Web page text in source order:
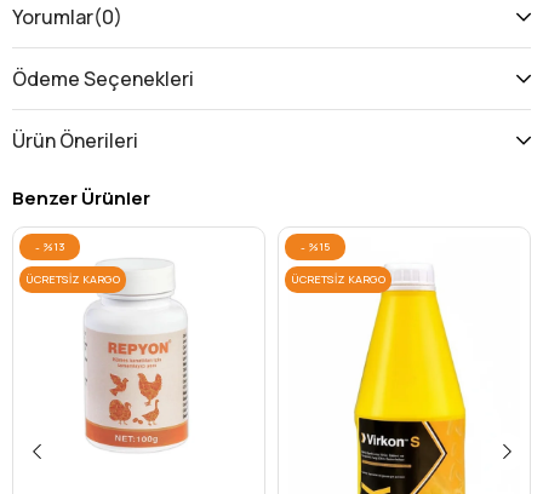
ve pireler Türkiye’deki kümeslerin % 72’sinde bulunmaktadır. 1
Beslenmeden 6 ila 9 ay canlı kalabilirler. Tavuklarda, artan
ölümlere, ağırlık kaybına, kansızlığa ve yumurta kalitesi ve
Munich vet Bactemin tozu kan emiciye yapışarak vücudunda
emicinin vücudundaki sıvıyı ve yağları emerek kurumasına
neden olur. Munich vet Bactemin sayesinde Kırmızı bit, kene ve
parazitlerden kurtulmak artık çok kolay.Muhteşem ürün
bactemin …
Yorumlar(0)
Ödeme Seçenekleri
Ürün Önerileri
Benzer Ürünler
%13
ÜCRETSIZ KARGO
%15
ÜCRETSIZ KARGO